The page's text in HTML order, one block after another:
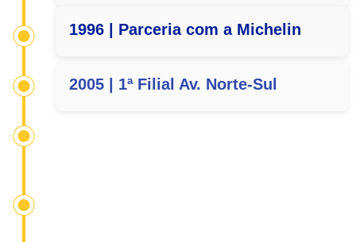
1996 | Parceria com a Michelin
2005 | 1ª Filial Av. Norte-Sul